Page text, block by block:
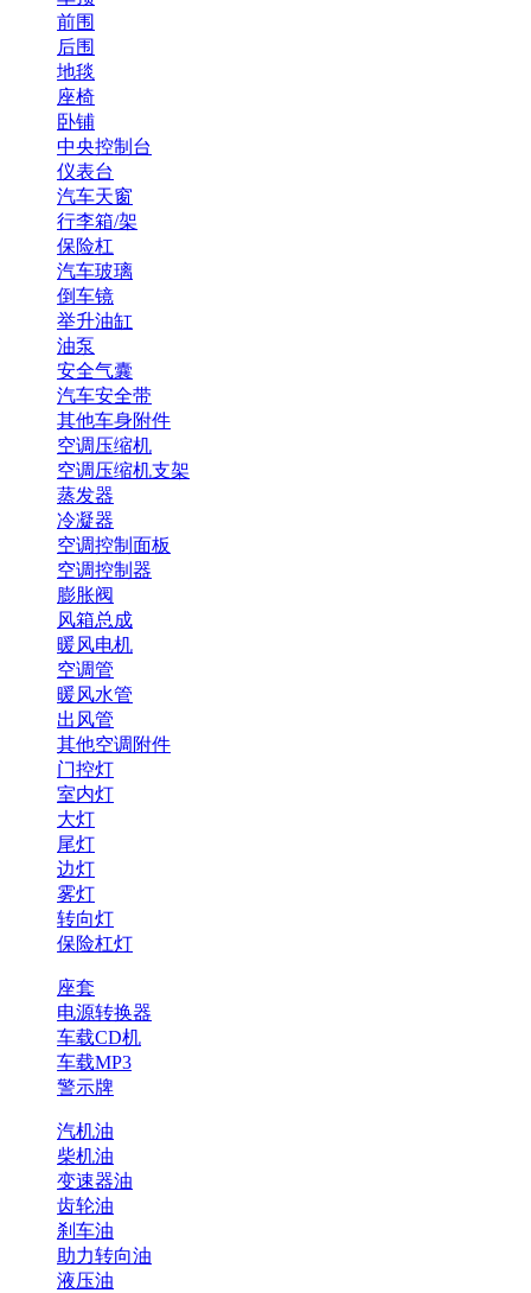
前围
后围
地毯
座椅
卧铺
中央控制台
仪表台
汽车天窗
行李箱/架
保险杠
汽车玻璃
倒车镜
举升油缸
油泵
安全气囊
汽车安全带
其他车身附件
空调压缩机
空调压缩机支架
蒸发器
冷凝器
空调控制面板
空调控制器
膨胀阀
风箱总成
暖风电机
空调管
暖风水管
出风管
其他空调附件
门控灯
室内灯
大灯
尾灯
边灯
雾灯
转向灯
保险杠灯
座套
电源转换器
车载CD机
车载MP3
警示牌
汽机油
柴机油
变速器油
齿轮油
刹车油
助力转向油
液压油